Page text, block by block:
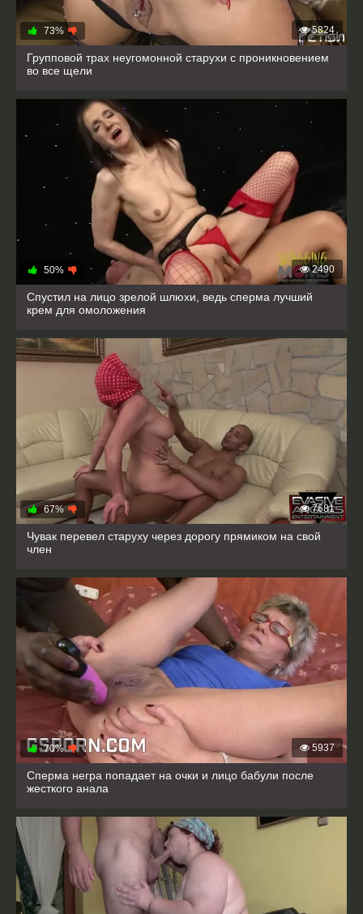
5824
73%
Групповой трах неугомонной старухи с проникновением
во все щели
2490
50%
Спустил на лицо зрелой шлюхи, ведь сперма лучший
крем для омоложения
7681
67%
Чувак перевел старуху через дорогу прямиком на свой
член
5937
70%
Сперма негра попадает на очки и лицо бабули после
жесткого анала